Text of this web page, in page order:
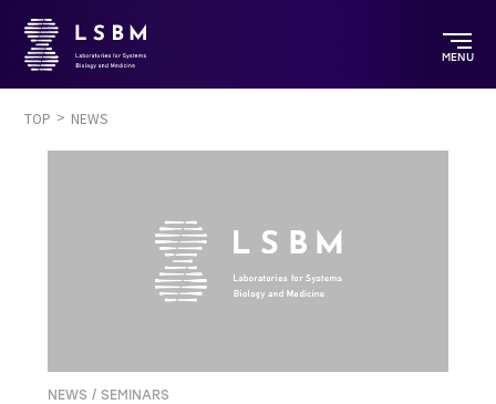
MENU
TOP NEWS
NEWS / SEMINARS